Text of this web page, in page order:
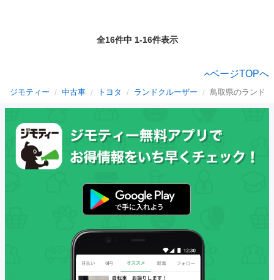
全16件中 1-16件表示
ページTOPへ
ジモティー 中古車 トヨタ ランドクルーザー 鳥取県のランド